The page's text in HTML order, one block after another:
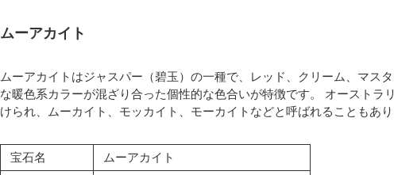
ムーアカイト
ムーアカイトはジャスパー（碧玉）の一種で、レッド、クリーム、マス
な暖色系カラーが混ざり合った個性的な色合いが特徴です。 オーストラ
けられ、ムーカイト、モッカイト、モーカイトなどと呼ばれることもあり
宝石名
ムーアカイト